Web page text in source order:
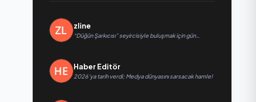
zline
“Düğün Şarkıcısı” seyircisiyle buluşmak için gün
Haber Editör
2026’ya tarih verdi; Medya dünyasını sarsacak hamle!